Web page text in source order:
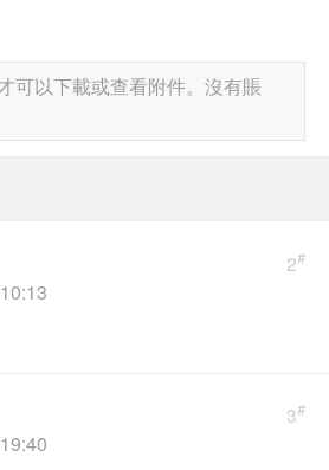
可以下載或查看附件。沒有賬
2#
3#